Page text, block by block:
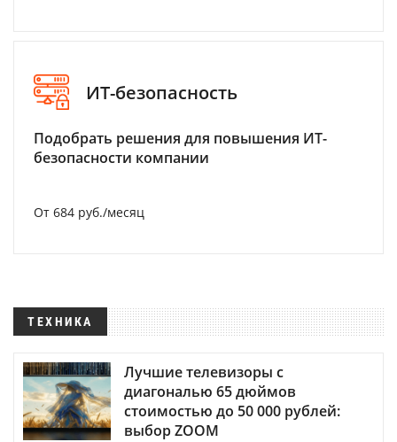
ИТ-безопасность
Подобрать решения для повышения ИТ-
безопасности компании
От 684 руб./месяц
ТЕХНИКА
Лучшие телевизоры с
диагональю 65 дюймов
стоимостью до 50 000 рублей:
выбор ZOOM